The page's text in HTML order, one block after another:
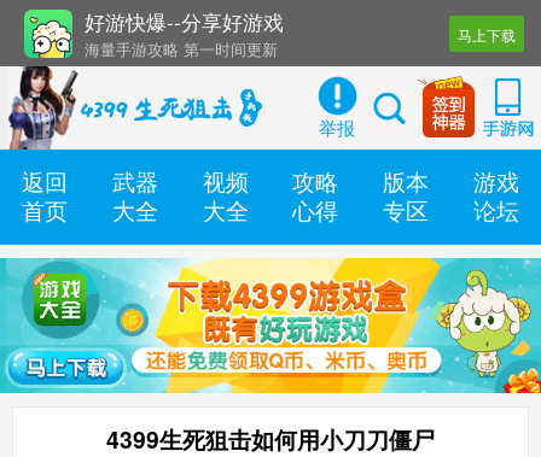
好游快爆--分享好游戏
海量手游攻略 第一时间更新
还有几十款实用辅助工具
马上下载
举报
返回
首页
武器
大全
视频
大全
攻略
心得
版本
专区
游戏
论坛
4399生死狙击如何用小刀刀僵尸